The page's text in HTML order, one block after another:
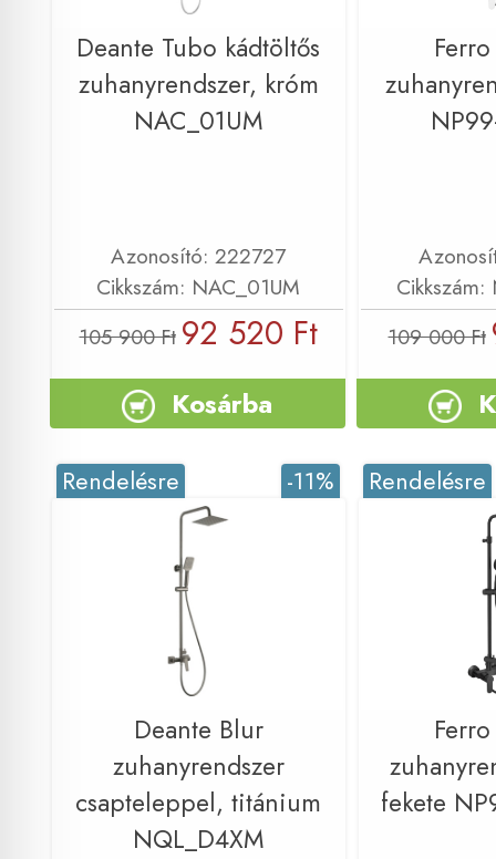
Deante Tubo kádtöltős
zuhanyrendszer, króm
NAC_01UM
Azonosító: 222727
Cikkszám: NAC_01UM
105 900 Ft 92 520 Ft
Kosárba
Cikkszám:
109 000 Ft
-11%
Rendelésre
Deante Blur
zuhanyrendszer
csapteleppel, titánium
NQL_D4XM
Rendelésre
fekete